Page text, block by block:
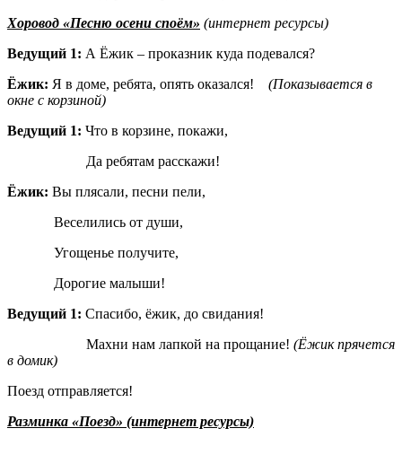
Хоровод «Песню осени споём» (интернет ресурсы)
Ведущий 1: А Ёжик – проказник куда подевался?
Ёжик: Я в доме, ребята, опять оказался! (Показывается в
окне с корзиной)
Ведущий 1: Что в корзине, покажи,
Да ребятам расскажи!
Ёжик: Вы плясали, песни пели,
Веселились от души,
Угощенье получите,
Дорогие малыши!
Ведущий 1: Спасибо, ёжик, до свидания!
Махни нам лапкой на прощание! (Ёжик прячется
в домик)
Поезд отправляется!
Разминка «Поезд» (интернет ресурсы)